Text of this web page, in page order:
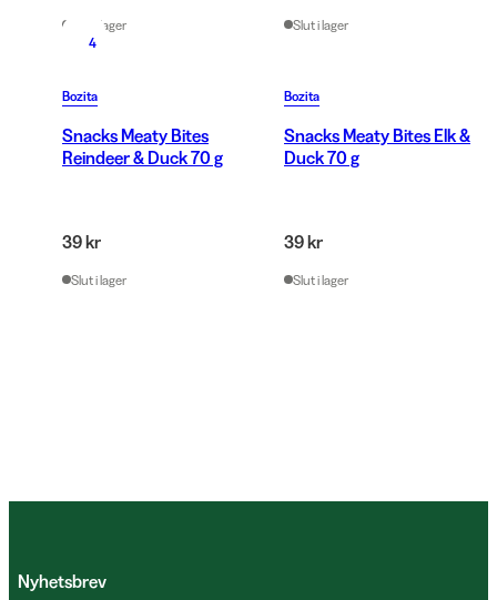
Slut i lager
Slut i lager
4
Bozita
Snacks Meaty Bites
Reindeer & Duck 70 g
39 kr
Slut i lager
Bozita
Snacks Meaty Bites Elk &
Duck 70 g
39 kr
Slut i lager
Nyhetsbrev